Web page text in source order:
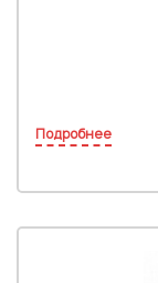
Подробнее